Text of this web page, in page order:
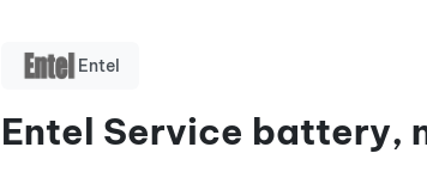
Entel
Entel Service battery,